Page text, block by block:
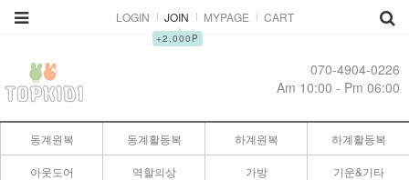
LOGIN
JOIN
▲
+2,000P
MYPAGE CART
070-4904-0226
Am 10:00 - Pm 06:00
동계원복 동계활동복 하계원복 하계활동복
아웃도어 역할의상 가방 기운&기타